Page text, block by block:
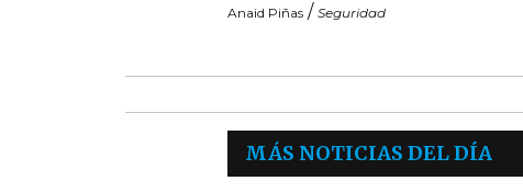
Anaid Piñas / Seguridad
MÁS NOTICIAS DEL DÍA